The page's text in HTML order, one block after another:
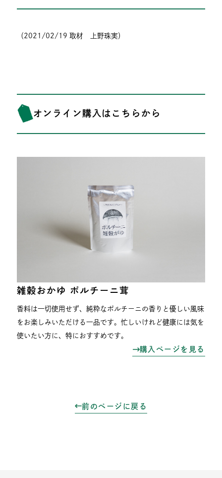
（2021/02/19 取材 上野珠実）
オンライン購入はこちらから
雑穀おかゆ ポルチーニ茸
香料は一切使用せず、純粋なポルチーニの香りと優しい風味
をお楽しみいただける一品です。忙しいけれど健康には気を
使いたい方に、特におすすめです。
購入ページを見る
前のページに戻る